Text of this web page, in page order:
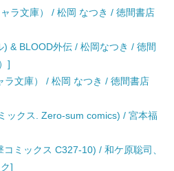
ラ文庫） / 松岡 なつき / 徳間書店
& BLOOD外伝 / 松岡なつき / 徳間
]
ラ文庫） / 松岡 なつき / 徳間書店
ックス. Zero-sum comics) / 宮本福
ミックス C327-10) / 和ケ原聡司、
]